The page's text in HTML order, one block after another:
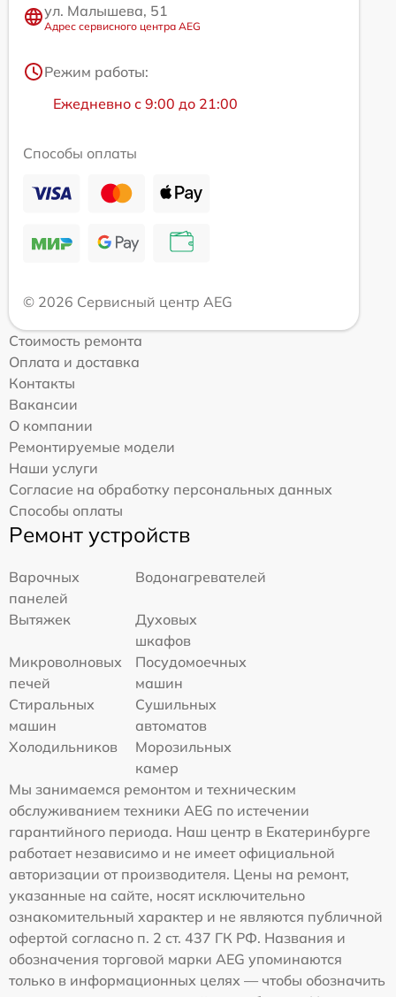
ул. Малышева, 51
Адрес сервисного центра AEG
Режим работы:
Ежедневно с 9:00 до 21:00
Способы оплаты
© 2026 Сервисный центр AEG
Стоимость ремонта
Оплата и доставка
Контакты
Вакансии
О компании
Ремонтируемые модели
Наши услуги
Согласие на обработку персональных данных
Способы оплаты
Ремонт устройств
Варочных
панелей
Водонагревателей
Вытяжек
Духовых
шкафов
Микроволновых
печей
Посудомоечных
машин
Стиральных
машин
Сушильных
автоматов
Холодильников
Морозильных
камер
Мы занимаемся ремонтом и техническим
обслуживанием техники AEG по истечении
гарантийного периода. Наш центр в Екатеринбурге
работает независимо и не имеет официальной
авторизации от производителя. Цены на ремонт,
указанные на сайте, носят исключительно
ознакомительный характер и не являются публичной
офертой согласно п. 2 ст. 437 ГК РФ. Названия и
обозначения торговой марки AEG упоминаются
только в информационных целях — чтобы обозначить